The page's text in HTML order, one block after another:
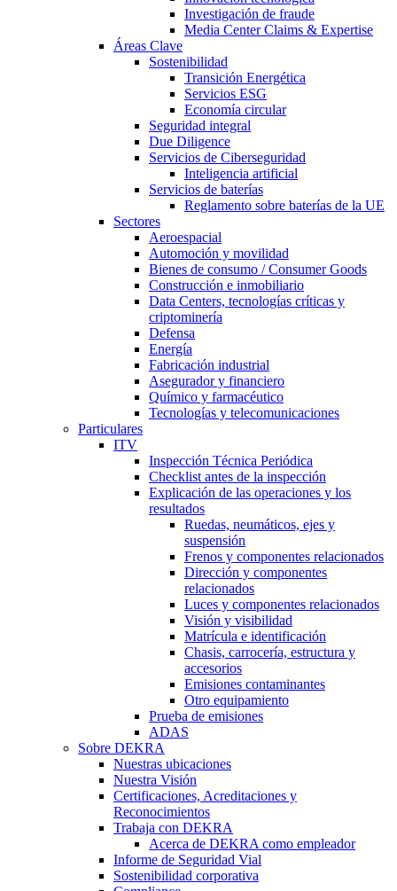
Investigación de fraude
Media Center Claims & Expertise
Áreas Clave
Sostenibilidad
Transición Energética
Servicios ESG
Economía circular
Seguridad integral
Due Diligence
Servicios de Ciberseguridad
Inteligencia artificial
Servicios de baterías
Reglamento sobre baterías de la UE
Sectores
Aeroespacial
Automoción y movilidad
Bienes de consumo / Consumer Goods
Construcción e inmobiliario
Data Centers, tecnologías críticas y
criptominería
Defensa
Energía
Fabricación industrial
Asegurador y financiero
Químico y farmacéutico
Tecnologías y telecomunicaciones
Particulares
ITV
Inspección Técnica Periódica
Checklist antes de la inspección
Explicación de las operaciones y los
resultados
Ruedas, neumáticos, ejes y
suspensión
Frenos y componentes relacionados
Dirección y componentes
relacionados
Luces y componentes relacionados
Visión y visibilidad
Matrícula e identificación
Chasis, carrocería, estructura y
accesorios
Emisiones contaminantes
Otro equipamiento
Prueba de emisiones
ADAS
Sobre DEKRA
Nuestras ubicaciones
Nuestra Visión
Certificaciones, Acreditaciones y
Reconocimientos
Trabaja con DEKRA
Acerca de DEKRA como empleador
Informe de Seguridad Vial
Sostenibilidad corporativa